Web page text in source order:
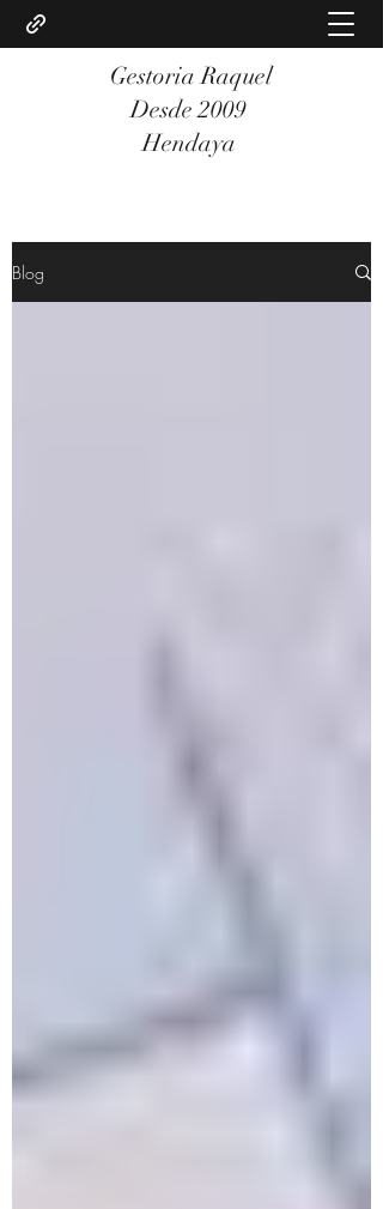
Gestoria Raquel
Desde 2009
Hendaya
Blog